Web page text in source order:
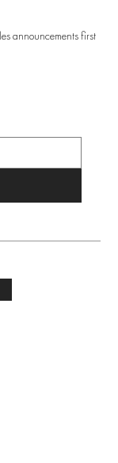
announcements first